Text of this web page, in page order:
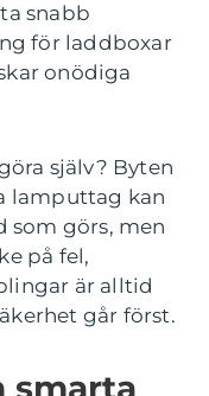
snabb
för laddboxar
onödiga
själv? Byten
lamputtag kan
som görs, men
på fel,
är alltid
går först.